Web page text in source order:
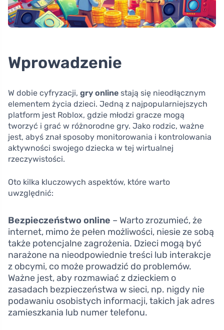
Wprowadzenie
W dobie cyfryzacji, gry online stają się nieodłącznym
elementem życia dzieci. Jedną z najpopularniejszych
platform jest Roblox, gdzie młodzi gracze mogą
tworzyć i grać w różnorodne gry. Jako rodzic, ważne
jest, abyś znał sposoby monitorowania i kontrolowania
aktywności swojego dziecka w tej wirtualnej
rzeczywistości.
Oto kilka kluczowych aspektów, które warto
uwzględnić:
Bezpieczeństwo online – Warto zrozumieć, że
internet, mimo że pełen możliwości, niesie ze sobą
także potencjalne zagrożenia. Dzieci mogą być
narażone na nieodpowiednie treści lub interakcje
z obcymi, co może prowadzić do problemów.
Ważne jest, aby rozmawiać z dzieckiem o
zasadach bezpieczeństwa w sieci, np. nigdy nie
podawaniu osobistych informacji, takich jak adres
zamieszkania lub numer telefonu.